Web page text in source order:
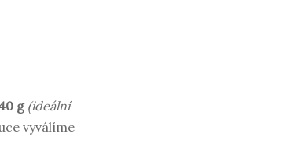
g (ideální
vyválíme